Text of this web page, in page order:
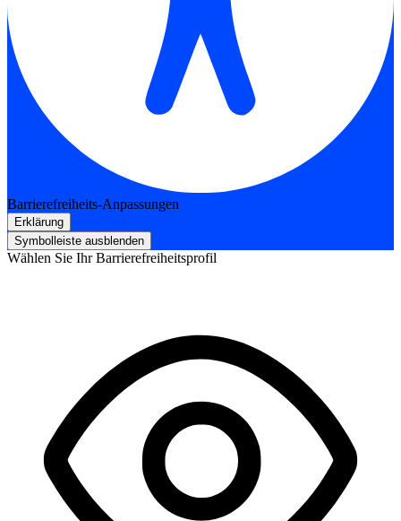
Barrierefreiheits-Anpassungen
Erklärung
Symbolleiste ausblenden
Wählen Sie Ihr Barrierefreiheitsprofil